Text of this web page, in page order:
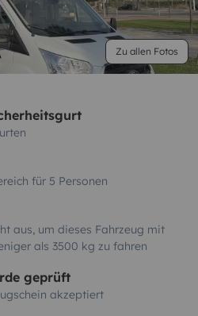
Zu allen Fotos
für 5 Personen
aus, um dieses Fahrzeug mit
als 3500 kg zu fahren
geprüft
akzeptiert